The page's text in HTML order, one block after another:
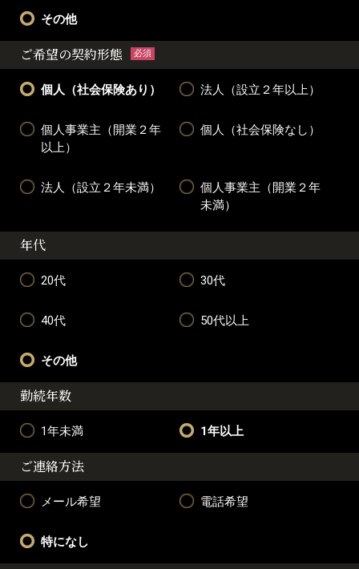
その他
ご希望の契約形態 必須
個人（社会保険あり） 法人（設立２年以上）
個人事業主（開業２年
以上）
個人（社会保険なし）
法人（設立２年未満）
個人事業主（開業２年
未満）
年代
20代 30代
40代 50代以上
その他
勤続年数
1年未満 1年以上
ご連絡方法
メール希望 電話希望
特になし